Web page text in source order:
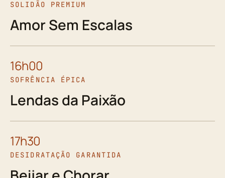
SOLIDÃO PREMIUM
Amor Sem Escalas
16h00
SOFRÊNCIA ÉPICA
Lendas da Paixão
17h30
DESIDRATAÇÃO GARANTIDA